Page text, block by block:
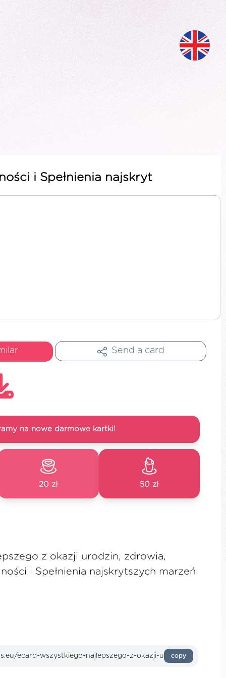
i Spełnienia najskryt
Send a card
na nowe darmowe kartki!
20 zł 50 zł
z okazji urodzin, zdrowia,
i Spełnienia najskrytszych marzeń
copy